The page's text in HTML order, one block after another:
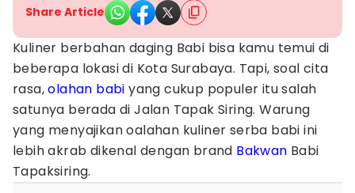
Share Article
Kuliner berbahan daging Babi bisa kamu temui di
beberapa lokasi di Kota Surabaya. Tapi, soal cita
rasa,olahan babi yang cukup populer itu salah
satunya berada di Jalan Tapak Siring. Warung
yang menyajikan oalahan kuliner serba babi ini
lebih akrab dikenal dengan brand Bakwan Babi
Tapaksiring.